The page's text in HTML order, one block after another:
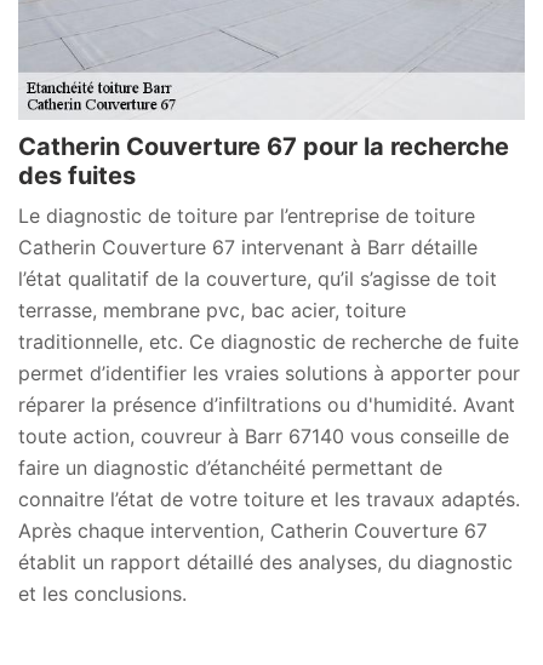
Catherin Couverture 67 pour la recherche
des fuites
Le diagnostic de toiture par l’entreprise de toiture
Catherin Couverture 67 intervenant à Barr détaille
l’état qualitatif de la couverture, qu’il s’agisse de toit
terrasse, membrane pvc, bac acier, toiture
traditionnelle, etc. Ce diagnostic de recherche de fuite
permet d’identifier les vraies solutions à apporter pour
réparer la présence d’infiltrations ou d'humidité. Avant
toute action, couvreur à Barr 67140 vous conseille de
faire un diagnostic d’étanchéité permettant de
connaitre l’état de votre toiture et les travaux adaptés.
Après chaque intervention, Catherin Couverture 67
établit un rapport détaillé des analyses, du diagnostic
et les conclusions.